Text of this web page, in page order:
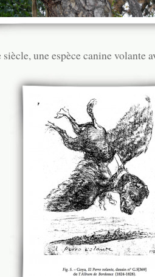
siècle, une espèce canine volante